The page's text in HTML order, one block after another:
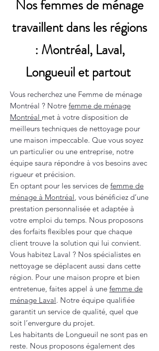
Nos femmes de ménage
travaillent dans les régions
: Montréal, Laval,
Longueuil et partout
Vous recherchez une Femme de ménage
Montréal ? Notre femme de ménage
Montréal met à votre disposition de
meilleurs techniques de nettoyage pour
une maison impeccable. Que vous soyez
un particulier ou une entreprise, notre
équipe saura répondre à vos besoins avec
rigueur et précision.
En optant pour les services de femme de
ménage à Montréal, vous bénéficiez d’une
prestation personnalisée et adaptée à
votre emploi du temps. Nous proposons
des forfaits flexibles pour que chaque
client trouve la solution qui lui convient.
Vous habitez Laval ? Nos spécialistes en
nettoyage se déplacent aussi dans cette
région. Pour une maison propre et bien
entretenue, faites appel à une femme de
ménage Laval. Notre équipe qualifiée
garantit un service de qualité, quel que
soit l’envergure du projet.
Les habitants de Longueuil ne sont pas en
reste. Nous proposons également des